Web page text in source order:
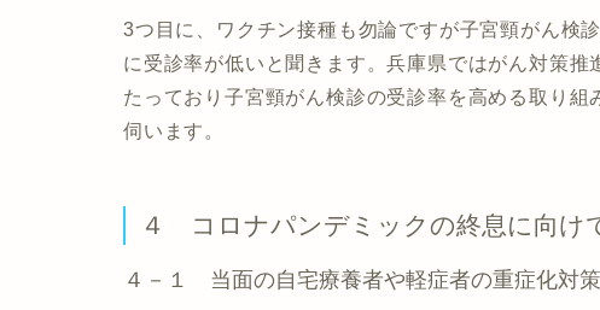
3つ目に、ワクチン接種も勿論ですが子宮頸がん検
に受診率が低いと聞きます。兵庫県ではがん対策
たっており子宮頸がん検診の受診率を高める取り
伺います。
４ コロナパンデミックの終息に向け
４－１ 当面の自宅療養者や軽症者の重症化対策